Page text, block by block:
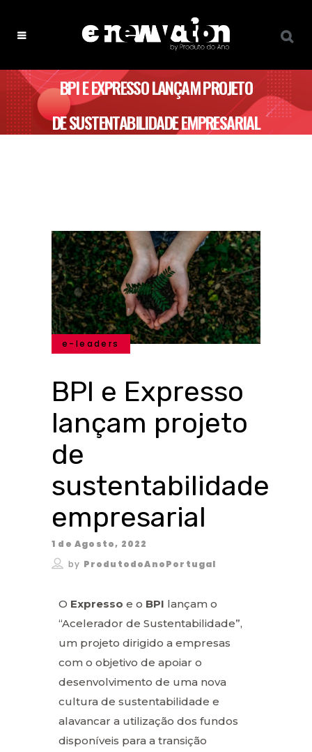
BPI E EXPRESSO LANÇAM PROJETO
DE SUSTENTABILIDADE EMPRESARIAL
e-leaders
BPI e Expresso
lançam projeto
de
sustentabilidade
empresarial
1 de Agosto, 2022
by ProdutodoAnoPortugal
O Expresso e o BPI lançam o
“Acelerador de Sustentabilidade”,
um projeto dirigido a empresas
com o objetivo de apoiar o
desenvolvimento de uma nova
cultura de sustentabilidade e
alavancar a utilização dos fundos
disponíveis para a transição